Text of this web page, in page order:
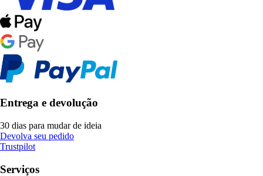
Entrega e devolução
30 dias para mudar de ideia
Devolva seu pedido
Trustpilot
Serviços